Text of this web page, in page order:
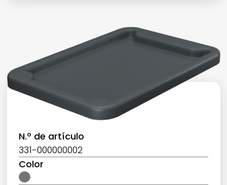
N.º de artículo
331-000000002
Color